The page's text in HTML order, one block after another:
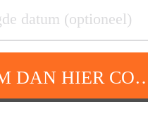
NEEM DAN HIER